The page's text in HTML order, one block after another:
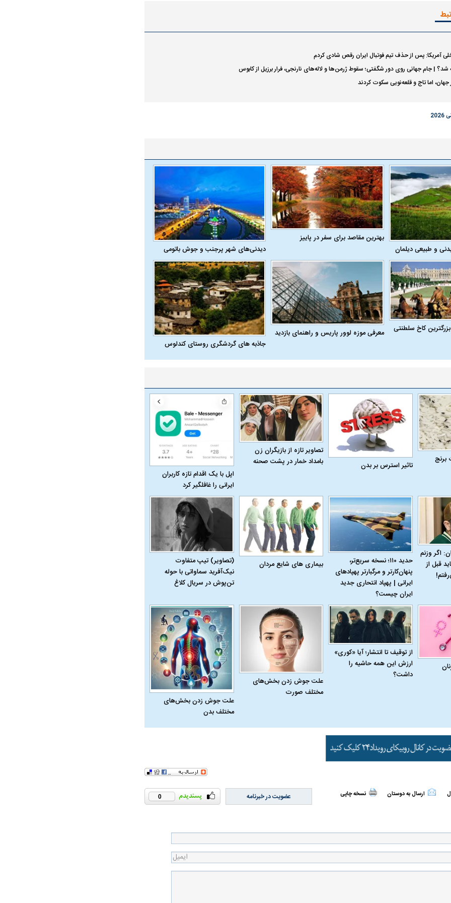
آمریکا: پس از حذف تیم فوتبال ایران رقص شادی کردم
شد؟ | جام جهانی روی دور شگفتی؛ سقوط ژرمن‌ها و لاله‌های نارنجی، فرار برزیل از کابوس
اما تاج و قلعه‌نویی سکوت کردند
و طبیعی دیلمان
بهترین مقاصد برای سفر در پاییز
دیدنی‌های شهر پرجنب و جوش باتومی
کاخ سلطنتی
معرفی موزه لوور پاریس و راهنمای بازدید
جاذبه های گردشگری روستای کندلوس
برنج
تاثیر استرس بر بدن
تصاویر تازه از بازیگران زن
بامداد خمار در پشت صحنه
اپل با یک اقدام تازه کاربران
ایرانی را غافلگیر کرد
اگر وزنم
قبل از
حدید ۱۱۰؛ نسخه سریع‌تر،
پنهان‌کارتر و مرگبارتر پهپادهای
ایرانی | پهپاد انتحاری جدید
ایران چیست؟
بیماری‌ های شایع مردان
(تصاویر) تیپ متفاوت
نیک‌آفرید سماواتی با حوله
تن‌پوش در سریال کلاغ
از توقیف تا انتشار؛ آیا «کوری»
ارزش این همه حاشیه را
داشت؟
علت جوش زدن بخش‌های
مختلف صورت
علت جوش زدن بخش‌های
مختلف بدن
ارسال به دوستان نسخه چاپی 0 عضویت در خبرنامه
که
گرفتگی
کشته شدند
توسط حیوانات خورده شد
انتخاب تیم جدید
اولین چالش حقوقی استقلال
پیش از شروع لیگ
استقلال
یک سلسله |
شاه در ایران
ریشه‌های عزاداری ماه محرم در فرهنگ
عزاداری ماه محرم در دوران قاجار چگونه